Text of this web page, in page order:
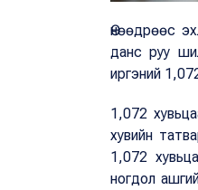
Өнөөдрөөс
данс руу
иргэний
1,072
хувийн
1,072
ногдол